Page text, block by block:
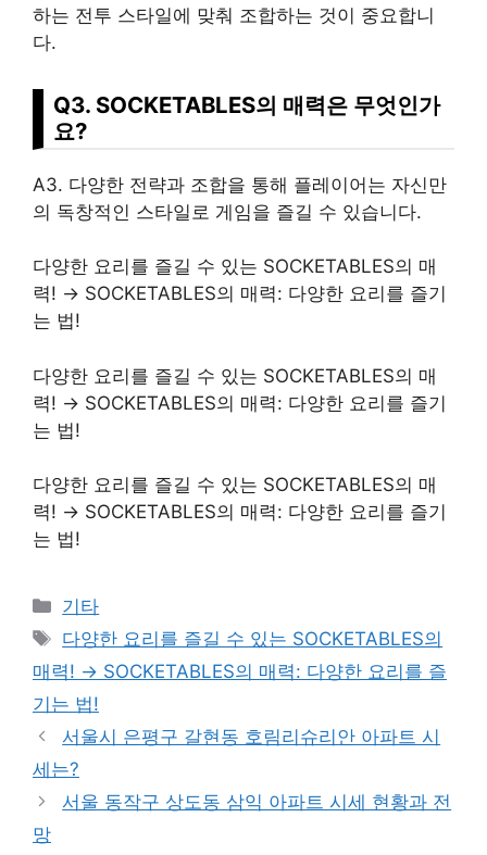
하는 전투 스타일에 맞춰 조합하는 것이 중요합니
다.
Q3. SOCKETABLES의 매력은 무엇인가
요?
A3. 다양한 전략과 조합을 통해 플레이어는 자신만
의 독창적인 스타일로 게임을 즐길 수 있습니다.
다양한 요리를 즐길 수 있는 SOCKETABLES의 매
력! → SOCKETABLES의 매력: 다양한 요리를 즐기
는 법!
다양한 요리를 즐길 수 있는 SOCKETABLES의 매
력! → SOCKETABLES의 매력: 다양한 요리를 즐기
는 법!
다양한 요리를 즐길 수 있는 SOCKETABLES의 매
력! → SOCKETABLES의 매력: 다양한 요리를 즐기
는 법!
Categories
기타
Tags
다양한 요리를 즐길 수 있는 SOCKETABLES의
매력! → SOCKETABLES의 매력: 다양한 요리를 즐
기는 법!
서울시 은평구 갈현동 호림리슈리안 아파트 시
세는?
서울 동작구 상도동 삼익 아파트 시세 현황과 전
망